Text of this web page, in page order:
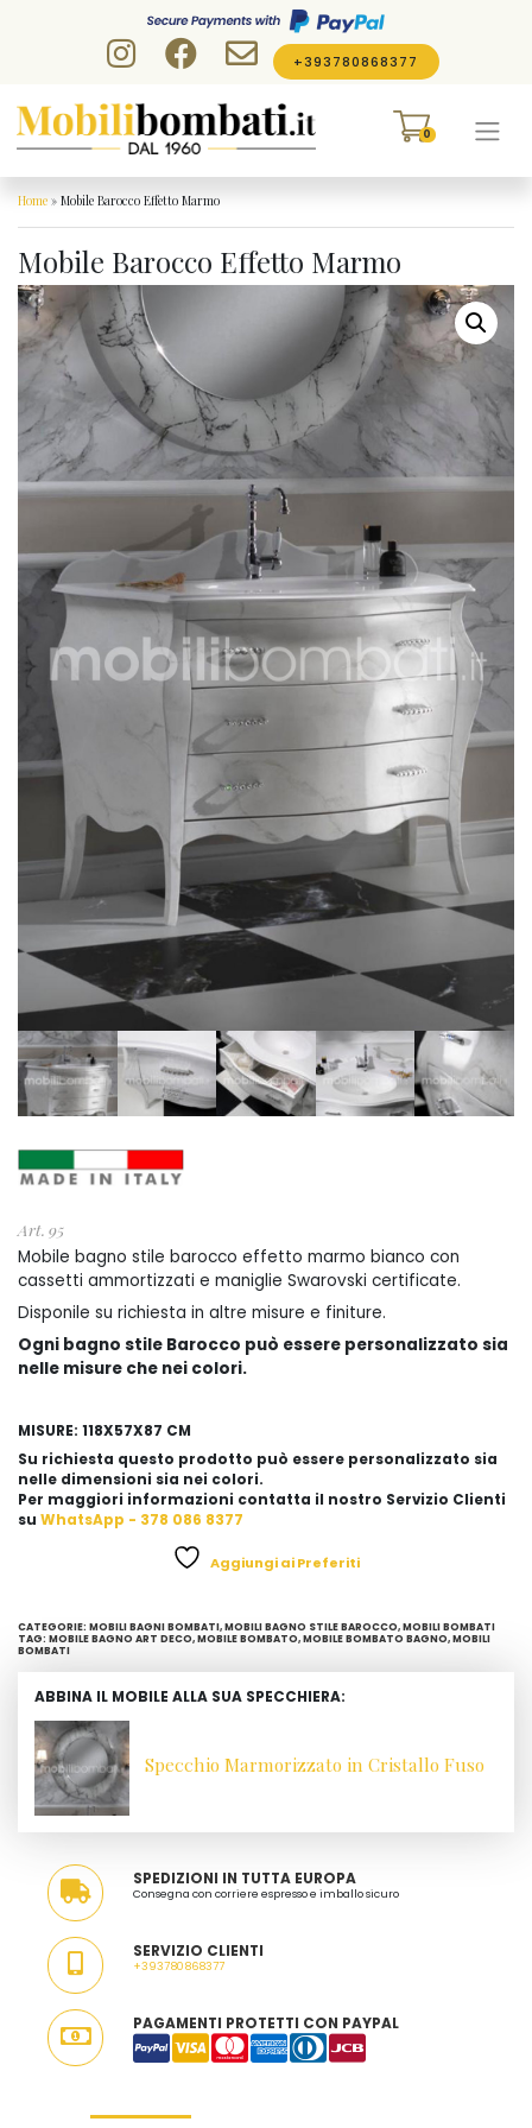
+393780868377
0
Home » Mobile Barocco Effetto Marmo
Mobile Barocco Effetto Marmo
Art. 95
Mobile bagno stile barocco effetto marmo bianco con
cassetti ammortizzati e maniglie Swarovski certificate.
Disponile su richiesta in altre misure e finiture.
Ogni bagno stile Barocco può essere personalizzato sia
nelle misure che nei colori.
MISURE: 118X57X87 CM
Su richiesta questo prodotto può essere personalizzato sia
nelle dimensioni sia nei colori.
Per maggiori informazioni contatta il nostro Servizio Clienti
su WhatsApp - 378 086 8377
Aggiungi ai Preferiti
CATEGORIE: MOBILI BAGNI BOMBATI,MOBILI BAGNO STILE BAROCCO,MOBILI BOMBATI
TAG: MOBILE BAGNO ART DECO,MOBILE BOMBATO,MOBILE BOMBATO BAGNO,MOBILI
BOMBATI
ABBINA IL MOBILE ALLA SUA SPECCHIERA:
Specchio Marmorizzato in Cristallo Fuso
SPEDIZIONI IN TUTTA EUROPA
Consegna con corriere espresso e imballo sicuro
SERVIZIO CLIENTI
+393780868377
PAGAMENTI PROTETTI CON PAYPAL